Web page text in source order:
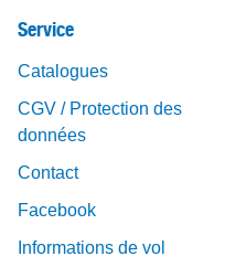
Service
Catalogues
CGV / Protection des
données
Contact
Facebook
Informations de vol